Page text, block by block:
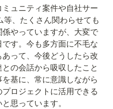
ュニティ案件や自社サー
、たくさん関わらせても
やっていますが、大変で
す。今も多方面に不毛な
って、今後どうしたら改
の会話から吸収したこと
基に、常に意識しながら
ロジェクトに活用できる
思っています。